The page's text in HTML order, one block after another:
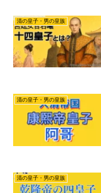
清の皇子・男の皇族
清の皇子・男の皇族
清の皇子・男の皇族